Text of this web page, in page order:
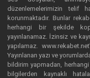
düzenlemelerimizin telif
korunmaktadır. Bunlar
herhangi bir şekilde
yayınlanamaz. İzinsiz ve
yapılamaz.
Yayınlanan yazı ve
bildirim yapmadan,
bilgilerden kaynaklı